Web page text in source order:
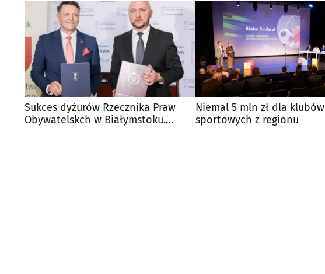
Sukces dyżurów Rzecznika Praw
Obywatelskch w Białymstoku.
Niemal 5 mln zł dla klubów
sportowych z regionu